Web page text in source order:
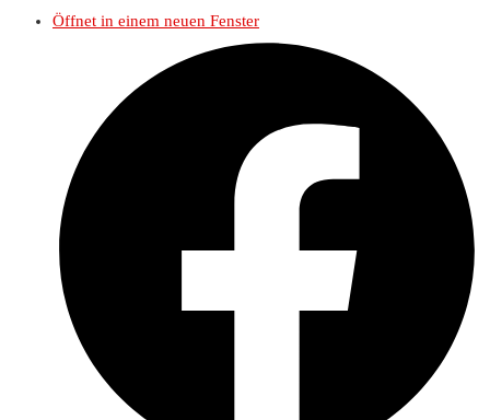
Öffnet in einem neuen Fenster